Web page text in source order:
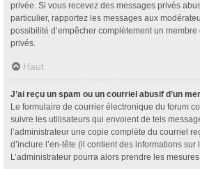
privée. Si vous recevez des messages privés
particulier, rapportez les messages aux
possibilité d’empêcher complètement un membre
privés.
Haut
J’ai reçu un spam ou un courriel abusif d’un
Le formulaire de courrier électronique du forum
suivre les utilisateurs qui envoient de tels
l’administrateur une copie complète du courriel
d’inclure l’en-tête (il contient des informations sur
L’administrateur pourra alors prendre les